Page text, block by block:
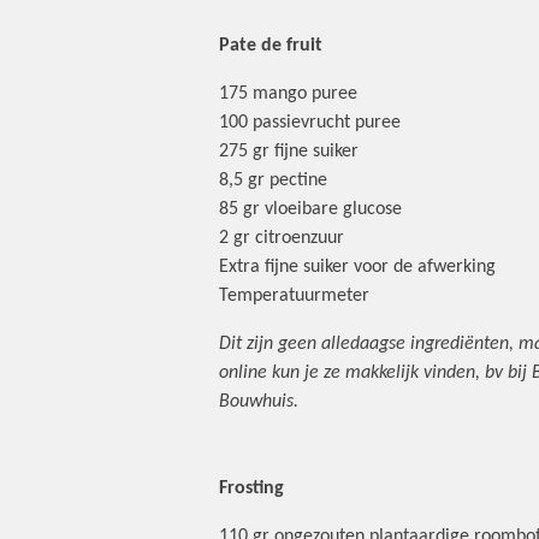
Pate de fruit
175 mango puree
100 passievrucht puree
275 gr fijne suiker
8,5 gr pectine
85 gr vloeibare glucose
2 gr citroenzuur
Extra fijne suiker voor de afwerking
Temperatuurmeter
Dit zijn geen alledaagse ingrediënten,
online kun je ze makkelijk vinden, bv bij
Bouwhuis.
Frosting